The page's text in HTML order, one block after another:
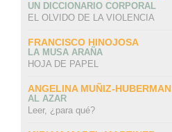
UN DICCIONARIO CORPORAL
EL OLVIDO DE LA VIOLENCIA
FRANCISCO HINOJOSA
LA MUSA ARAÑA
HOJA DE PAPEL
ANGELINA MUÑIZ-HUBERMAN
AL AZAR
Leer, ¿para qué?